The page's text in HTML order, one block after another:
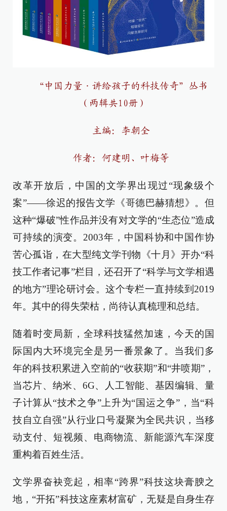
“中国力量·讲给孩子的科技传奇”丛书
（两辑共10册）
主编：李朝全
作者：何建明、叶梅等
改革开放后，中国的文学界出现过“现象级个
案”——徐迟的报告文学《哥德巴赫猜想》。但
这种“爆破”性作品并没有对文学的“生态位”造成
可持续的演变。2003年，中国科协和中国作协
苦心孤诣，在大型纯文学刊物《十月》开办“科
技工作者记事”栏目，还召开了“科学与文学相遇
的地方”理论研讨会。这个专栏一直持续到2019
年。其中的得失荣枯，尚待认真梳理和总结。
随着时变局新，全球科技猛然加速，今天的国
际国内大环境完全是另一番景象了。当我们多
年的科技积累进入空前的“收获期”和“井喷期”，
当芯片、纳米、6G、人工智能、基因编辑、量
子计算从“技术之争”上升为“国运之争”，当“科
技自立自强”从行业口号凝聚为全民共识，当移
动支付、短视频、电商物流、新能源汽车深度
重构着百姓生活。
文学界奋袂竞起，相率“跨界”科技这块膏腴之
地，“开拓”科技这座素材富矿，无疑是自身生存